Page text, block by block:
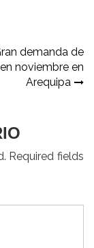
demanda de
noviembre en
Arequipa
Required fields